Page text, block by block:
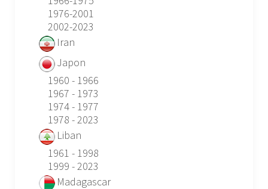
1976-2001
2002-2023
Iran
Japon
1960 - 1966
1967 - 1973
1974 - 1977
1978 - 2023
Liban
1961 - 1998
1999 - 2023
Madagascar